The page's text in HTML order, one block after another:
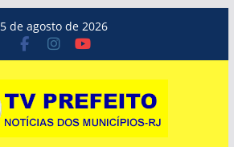
5 de agosto de 2026